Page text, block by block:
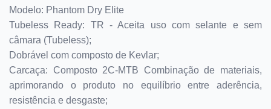
Modelo: Phantom Dry Elite
Tubeless Ready: TR - Aceita uso com selante e sem
câmara (Tubeless);
Dobrável com composto de Kevlar;
Carcaça: Composto 2C-MTB Combinação de materiais,
aprimorando o produto no equilíbrio entre aderência,
resistência e desgaste;